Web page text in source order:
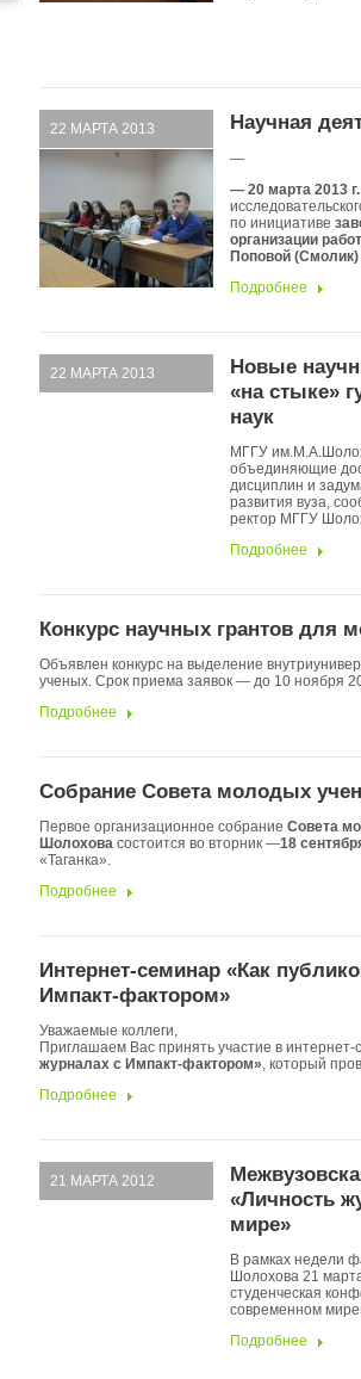
22 МАРТА 2013 Научная
—
— 20 марта 2013 г.
по инициативе
организации
Поповой (Смолик)
Подробнее
22 МАРТА 2013
Новые
«на стыке»
наук
МГГУ
объединяющие
дисциплин и
развития вуза,
ректор МГГУ
Подробнее
Конкурс научных грантов для
Объявлен конкурс на выделение
ученых. Срок приема заявок — до 10 ноября
Подробнее
Собрание Совета молодых
Первое организационное собрание Совета
Шолоховасостоится во вторник —18
«Таганка».
Подробнее
Интернет-семинар «Как
Импакт-фактором»
Уважаемые коллеги,
Приглашаем Вас принять участие в интернет-
журналах с Импакт-фактором», который
Подробнее
21 МАРТА 2012
«Личность
мире»
В рамках недели
Шолохова 21
студенческая
современном
Подробнее